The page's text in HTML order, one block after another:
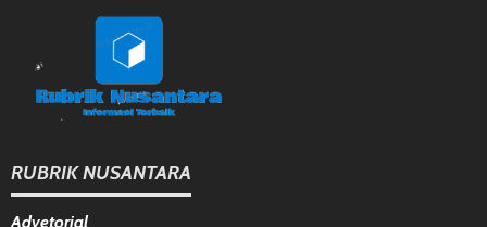
RUBRIK NUSANTARA
Advetorial